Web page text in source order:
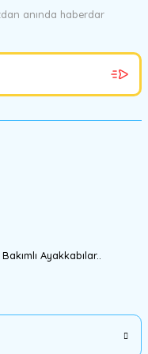
anında haberdar
Ayakkabılar..